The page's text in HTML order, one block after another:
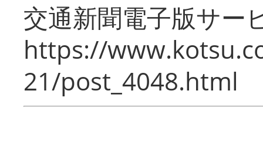
交通新聞電子版サー
https://
21/post_4048.html